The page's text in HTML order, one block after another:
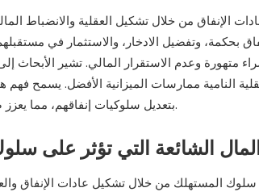
الإنفاق من خلال تشكيل العقلية والانضباط
بحكمة، وتفضيل الادخار، والاستثمار في
متهورة وعدم الاستقرار المالي. تشير الأبحاث
النامية ممارسات الميزانية الأفضل. يسمح فهم
بتعديل سلوكيات إنفاقهم، مما يعزز صحتهم المالية العامة.
الشائعة التي تؤثر على
المستهلك من خلال تشكيل عادات الإنفاق